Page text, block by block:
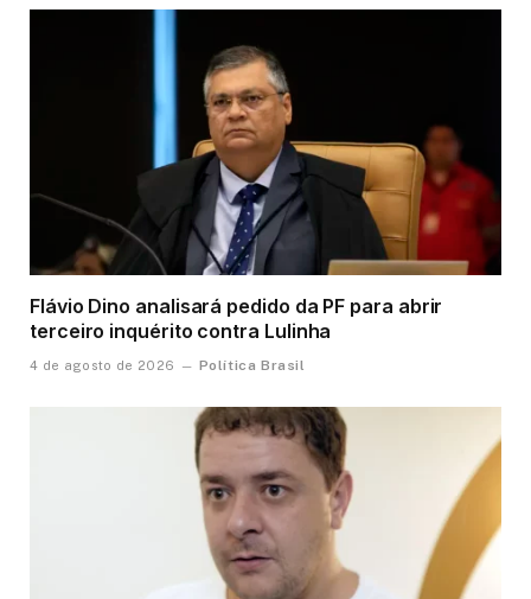
Flávio Dino analisará pedido da PF para abrir
terceiro inquérito contra Lulinha
4 de agosto de 2026 Política Brasil